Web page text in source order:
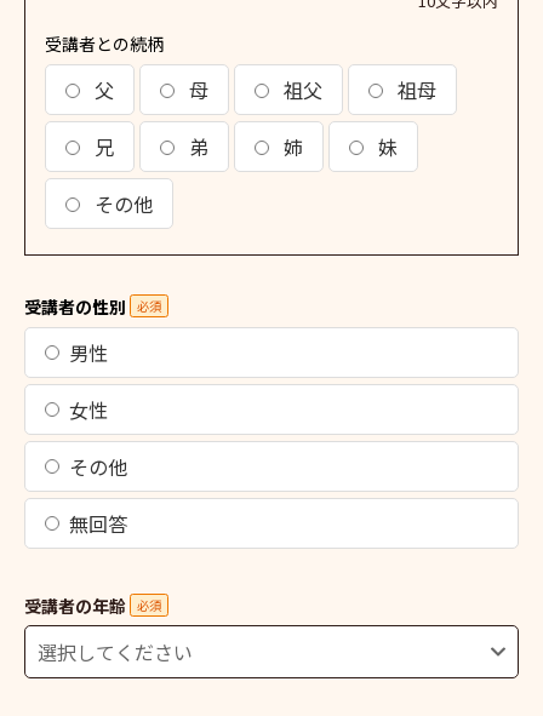
受講者との続柄
父 母 祖父
祖母
兄
弟 姉
妹
その他
受講者の性別 必須
男性
女性
その他
無回答
受講者の年齢 必須